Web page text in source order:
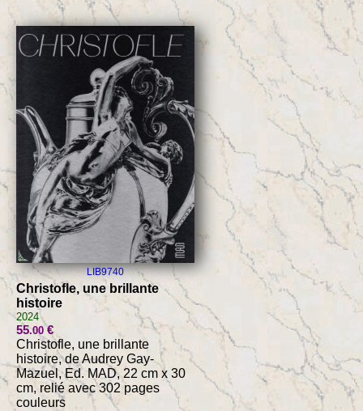
LIB9740
Christofle, une brillante
histoire
2024
55.00€
Christofle, une brillante
histoire, de Audrey Gay-
Mazuel, Ed. MAD, 22 cm x 30
cm, relié avec 302 pages
couleurs